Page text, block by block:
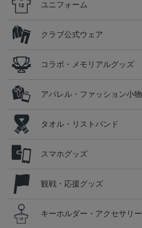
ユニフォーム
クラブ公式ウェア
コラボ・メモリアルグッズ
アパレル・ファッション小物
タオル・リストバンド
スマホグッズ
観戦・応援グッズ
キーホルダー・アクセサリー